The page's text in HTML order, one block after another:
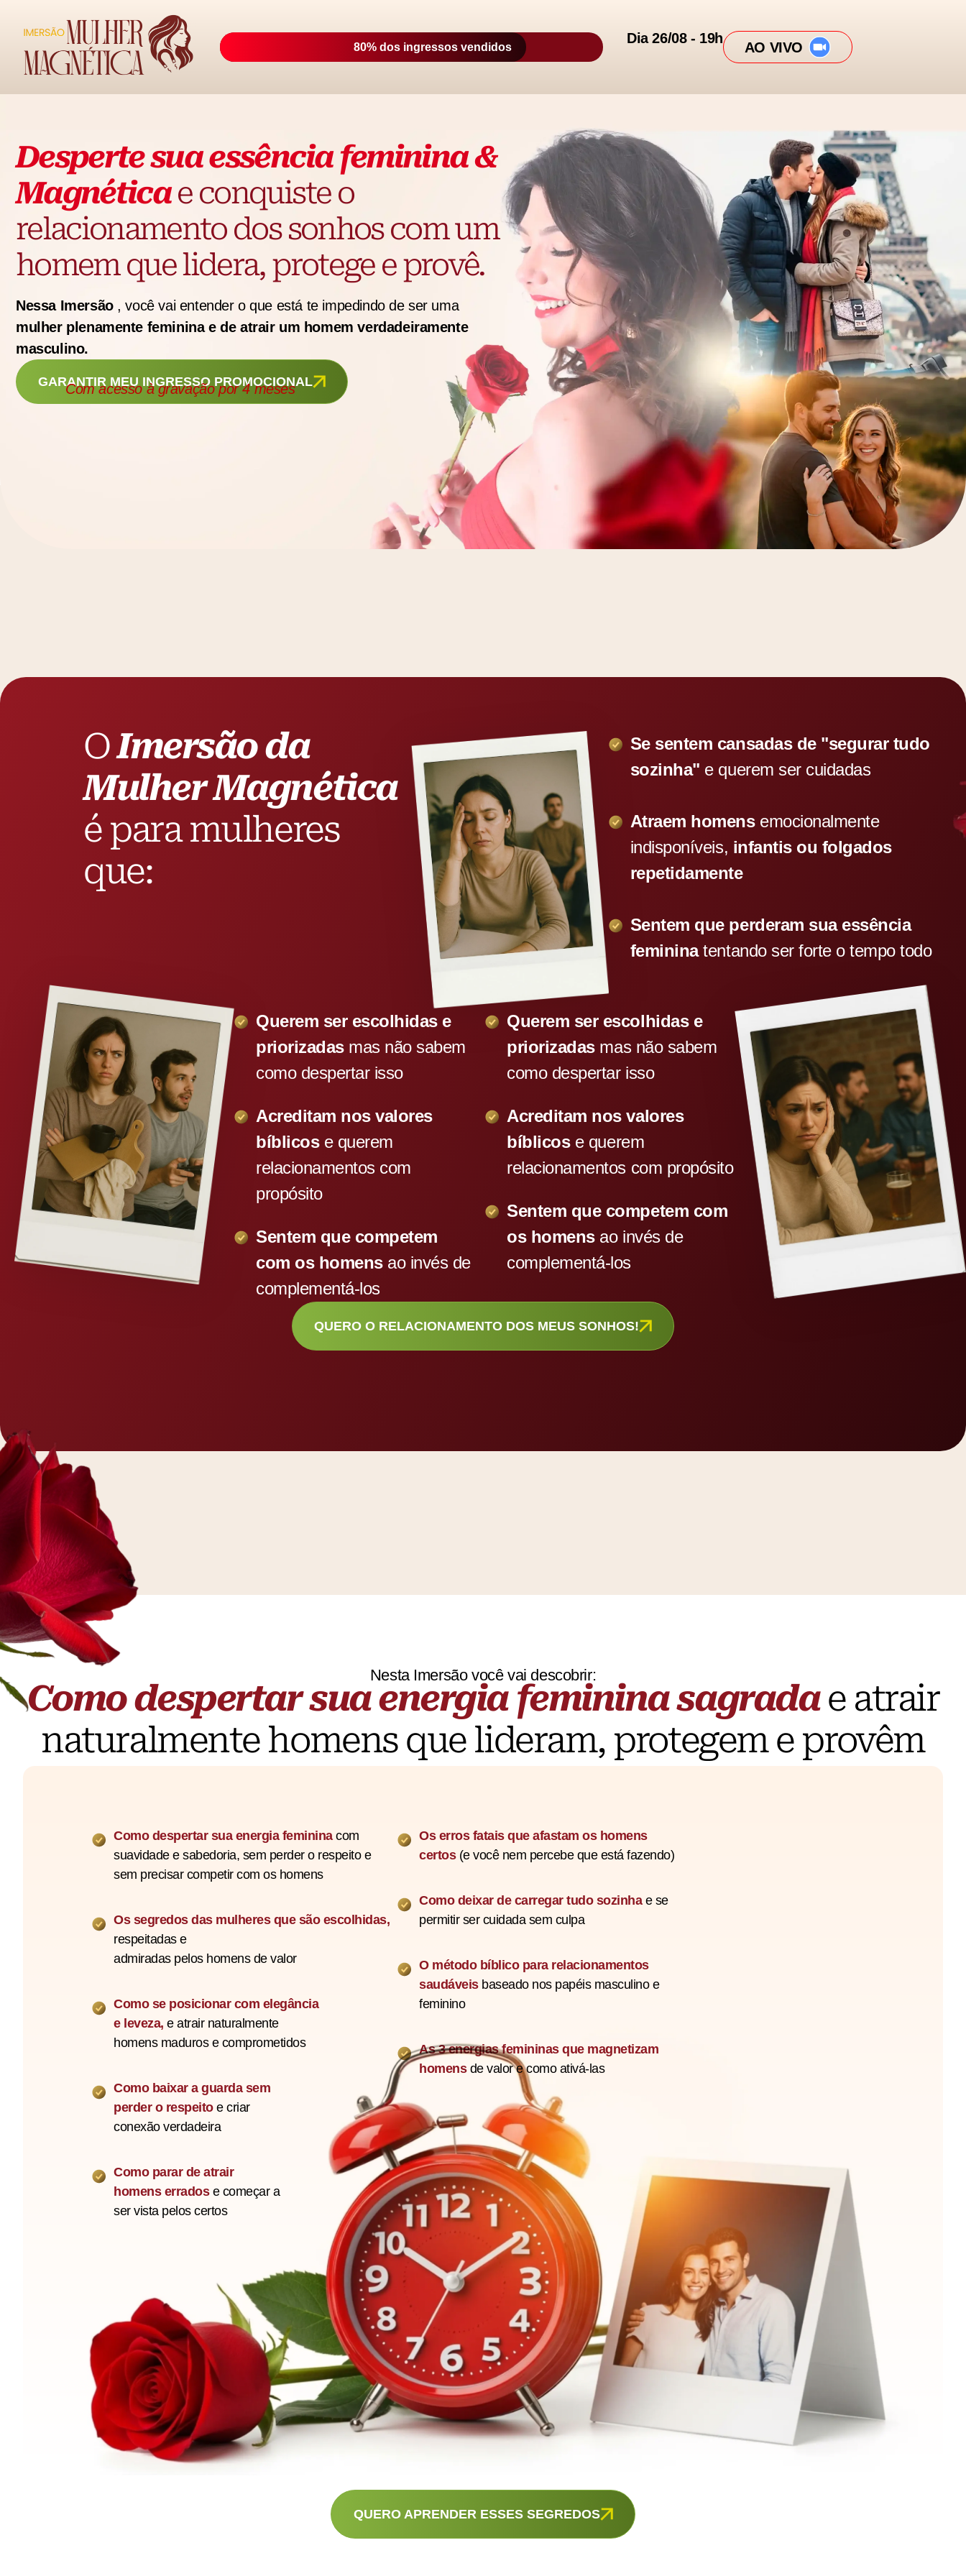
80% dos ingressos vendidos
Dia 26/08 - 19h
AO VIVO
Desperte sua essência feminina &
Magnéticae conquiste o
relacionamento dos sonhos com um
homem que lidera, protege e provê.
Nessa Imersão , você vai entender o que está te impedindo de ser uma
mulher plenamente feminina e de atrair um homem verdadeiramente
masculino.
GARANTIR MEU INGRESSO PROMOCIONAL
Com acesso à gravação por 4 meses
OImersão da
Mulher Magnética
é para mulheres
que:
Se sentem cansadas de "segurar tudo
sozinha" e querem ser cuidadas
Atraem homens emocionalmente
indisponíveis, infantis ou folgados
repetidamente
Sentem que perderam sua essência
femininatentando ser forte o tempo todo
Querem ser escolhidas e
priorizadasmas não sabem
como despertar isso
Acreditam nos valores
bíblicos e querem
relacionamentos com
propósito
Sentem que competem
com os homensao invés de
complementá-los
Querem ser escolhidas e
priorizadasmas não sabem
como despertar isso
Acreditam nos valores
bíblicos e querem
relacionamentos com propósito
Sentem que competem com
os homensao invés de
complementá-los
QUERO O RELACIONAMENTO DOS MEUS SONHOS!
Nesta Imersão você vai descobrir:
Como despertar sua energia feminina sagradae atrair
naturalmente homens que lideram, protegem e provêm
Como despertar sua energia femininacom
suavidade e sabedoria, sem perder o respeito e
sem precisar competir com os homens
Os segredos das mulheres que são escolhidas,
respeitadas e
admiradas pelos homens de valor
Como se posicionar com elegância
e leveza,e atrair naturalmente
homens maduros e comprometidos
Como baixar a guarda sem
perder o respeitoe criar
conexão verdadeira
Como parar de atrair
homens erradose começar a
ser vista pelos certos
Os erros fatais que afastam os homens
certos(e você nem percebe que está fazendo)
Como deixar de carregar tudo sozinhae se
permitir ser cuidada sem culpa
O método bíblico para relacionamentos
saudáveisbaseado nos papéis masculino e
feminino
As 3 energias femininas que magnetizam
homensde valor e como ativá-las
QUERO APRENDER ESSES SEGREDOS